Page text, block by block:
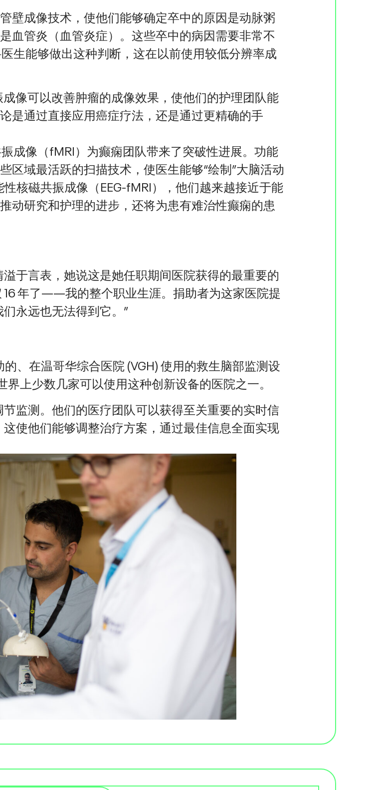
壁成像技术，使他们能够确定卒中的原因是动脉粥
血管炎（血管炎症）。这些卒中的病因需要非常不
生能够做出这种判断，这在以前使用较低分辨率成
像可以改善肿瘤的成像效果，使他们的护理团队能
是通过直接应用癌症疗法，还是通过更精确的手
成像（fMRI）为癫痫团队带来了突破性进展。功能
区域最活跃的扫描技术，使医生能够“绘制”大脑活动
核磁共振成像（EEG-fMRI），他们越来越接近于能
动研究和护理的进步，还将为患有难治性癫痫的患
于言表，她说这是她任职期间医院获得的最重要的
16 年了——我的整个职业生涯。捐助者为这家医院提
永远也无法得到它。”
、在温哥华综合医院 (VGH) 使用的救生脑部监测设
上少数几家可以使用这种创新设备的医院之一。
监测。他们的医疗团队可以获得至关重要的实时信
使他们能够调整治疗方案，通过最佳信息全面实现